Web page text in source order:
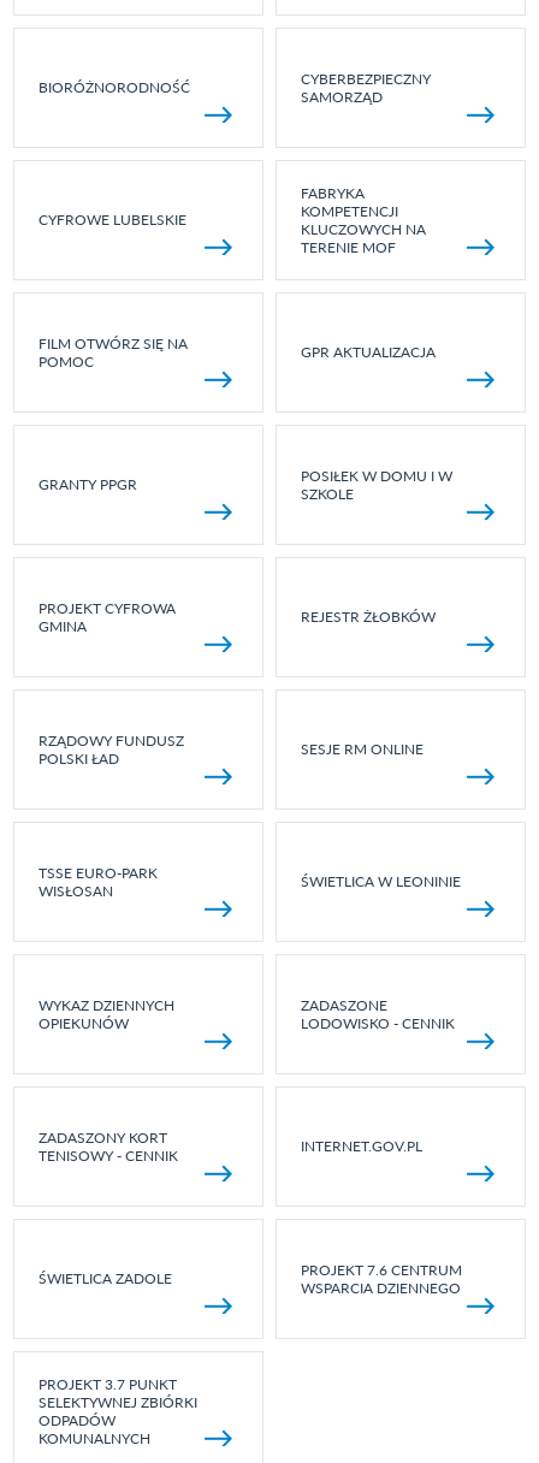
BIORÓŻNORODNOŚĆ
CYBERBEZPIECZNY
SAMORZĄD
CYFROWE LUBELSKIE
FABRYKA
KOMPETENCJI
KLUCZOWYCH NA
TERENIE MOF
FILM OTWÓRZ SIĘ NA
POMOC
GPR AKTUALIZACJA
GRANTY PPGR
POSIŁEK W DOMU I W
SZKOLE
PROJEKT CYFROWA
GMINA
REJESTR ŻŁOBKÓW
RZĄDOWY FUNDUSZ
POLSKI ŁAD
SESJE RM ONLINE
TSSE EURO-PARK
WISŁOSAN
ŚWIETLICA W LEONINIE
WYKAZ DZIENNYCH
OPIEKUNÓW
ZADASZONE
LODOWISKO - CENNIK
ZADASZONY KORT
TENISOWY - CENNIK
INTERNET.GOV.PL
ŚWIETLICA ZADOLE
PROJEKT 7.6 CENTRUM
WSPARCIA DZIENNEGO
PROJEKT 3.7 PUNKT
SELEKTYWNEJ ZBIÓRKI
ODPADÓW
KOMUNALNYCH